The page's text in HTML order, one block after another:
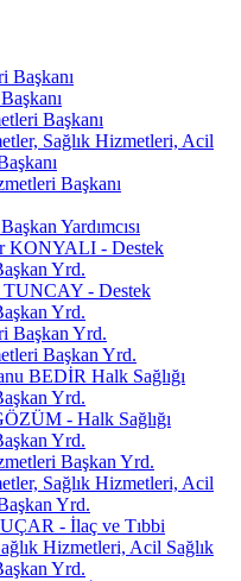
Başkanı
Başkanı
Sağlık Hizmetleri, Acil
Başkanı
Yardımcısı
KONYALI - Destek
Yrd.
TUNCAY - Destek
Yrd.
Başkan Yrd.
Başkan Yrd.
BEDİR Halk Sağlığı
Yrd.
- Halk Sağlığı
Yrd.
Başkan Yrd.
Sağlık Hizmetleri, Acil
Yrd.
- İlaç ve Tıbbi
Hizmetleri, Acil Sağlık
Yrd.